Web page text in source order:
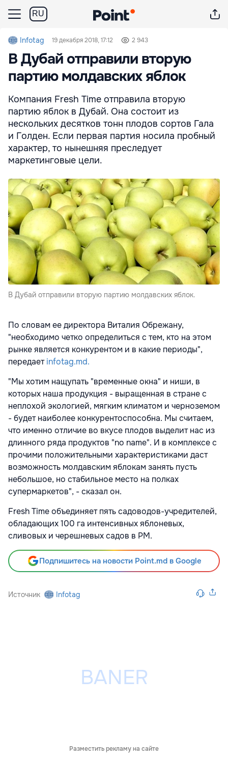
RU
Infotag 19 декабря 2018, 17:12 2 943
В Дубай отправили вторую
партию молдавских яблок
Компания Fresh Time отправила вторую
партию яблок в Дубай. Она состоит из
нескольких десятков тонн плодов сортов Гала
и Голден. Если первая партия носила пробный
характер, то нынешняя преследует
маркетинговые цели.
В Дубай отправили вторую партию молдавских яблок.
По словам ее директора Виталия Обрежану,
"необходимо четко определиться с тем, кто на этом
рынке является конкурентом и в какие периоды",
передаетinfotag.md.
"Мы хотим нащупать "временные окна" и ниши, в
которых наша продукция - выращенная в стране с
неплохой экологией, мягким климатом и черноземом
- будет наиболее конкурентоспособна. Мы считаем,
что именно отличие во вкусе плодов выделит нас из
длинного ряда продуктов "no name". И в комплексе с
прочими положительными характеристиками даст
возможность молдавским яблокам занять пусть
небольшое, но стабильное место на полках
супермаркетов", - сказал он.
Fresh Time объединяет пять садоводов-учредителей,
обладающих 100 га интенсивных яблоневых,
сливовых и черешневых садов в РМ.
Подпишитесь на новости Point.md в Google
Источник Infotag
Разместить рекламу на сайте